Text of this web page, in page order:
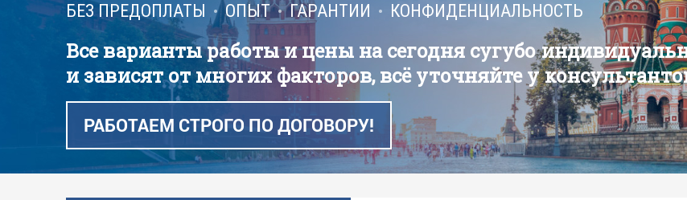
БЕЗ ПРЕДОПЛАТЫ ОПЫТ ГАРАНТИИ КОНФИДЕНЦИАЛЬНОСТЬ
Все варианты работы и цены на сегодня сугубо
и зависят от многих факторов, всё уточняйте у
РАБОТАЕМ СТРОГО ПО ДОГОВОРУ!